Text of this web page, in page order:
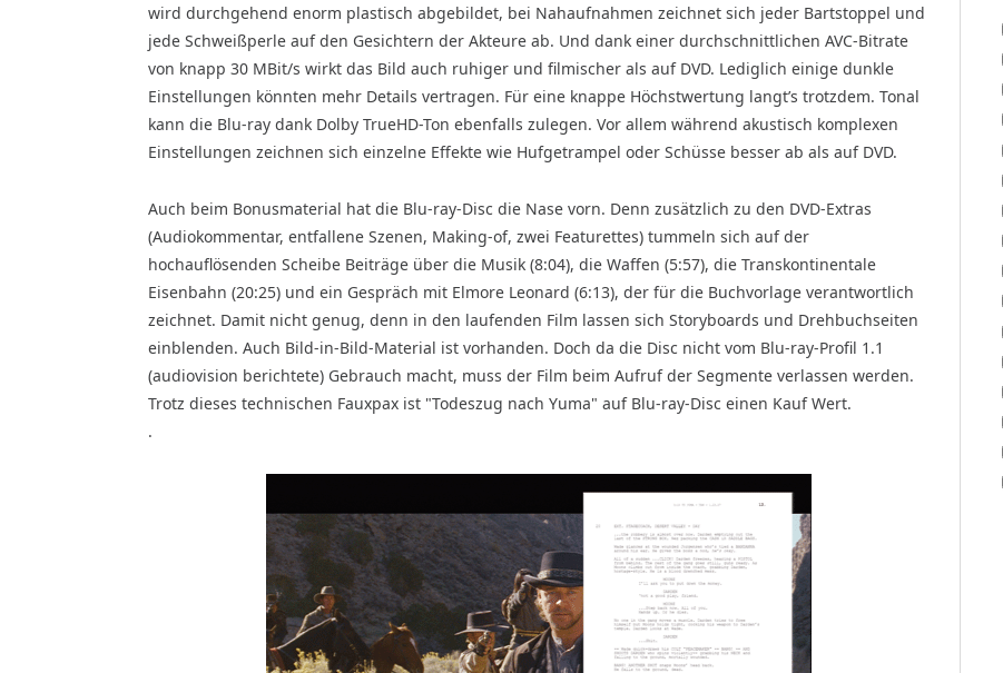
wird durchgehend enorm plas­tisch abgebildet, bei Nahaufnahmen zeichnet sich jeder Bartstoppel und
jede Schweißperle auf den Gesichtern der Akteure ab. Und dank einer durchschnittlichen AVC-Bitrate
von knapp 30 MBit/s wirkt das Bild auch ruhiger und filmischer als auf DVD. Lediglich einige dunkle
Einstellungen könnten mehr Details vertragen. Für eine knappe Höchstwertung langt’s trotzdem. Tonal
kann die Blu-ray dank Dolby TrueHD-Ton ebenfalls zulegen. Vor allem während akustisch komplexen
Einstellungen zeichnen sich einzelne Effekte wie Hufgetrampel oder Schüsse besser ab als auf DVD.
Auch beim Bonusmaterial hat die Blu-ray-Disc die Nase vorn. Denn zusätzlich zu den DVD-Extras
(Audiokommentar, entfallene Szenen, Making-of, zwei Featurettes) tummeln sich auf der
hochauflösenden Scheibe Beiträge über die Musik (8:04), die Waffen (5:57), die Transkontinentale
Eisenbahn (20:25) und ein Gespräch mit Elmore Leonard (6:13), der für die Buchvorlage verantwortlich
zeichnet. Damit nicht genug, denn in den laufenden Film lassen sich Story­boards und Drehbuchseiten
einblenden. Auch Bild-in-Bild-Material ist vorhanden. Doch da die Disc nicht vom Blu-ray-Profil 1.1
(audiovision berichtete) Gebrauch macht, muss der Film beim Aufruf der Segmente verlassen werden.
Trotz dieses technischen Fauxpax ist "Todeszug nach Yuma" auf Blu-ray-Disc einen Kauf Wert.
.